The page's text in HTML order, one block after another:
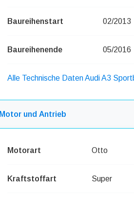
Baureihenstart 02/2013
Baureihenende 05/2016
Alle Technische Daten Audi A3
Motor und Antrieb
Motorart Otto
Kraftstoffart Super